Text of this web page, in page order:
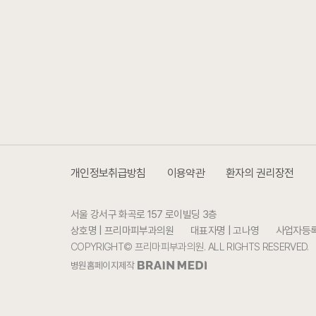
개인정보취급방침 이용약관 환자의 권리장전
서울 강서구 화곡로 157 로이빌딩 3층
상호명 | 프리마피부과의원
대표자명 | 고나영
사업자
COPYRIGHT© 프리마피부과의원. ALL RIGHTS RESERVED.
병원홈페이지제작